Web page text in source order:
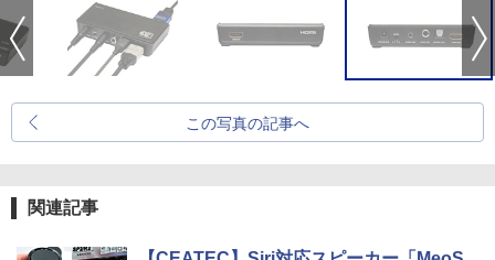
この写真の記事へ
関連記事